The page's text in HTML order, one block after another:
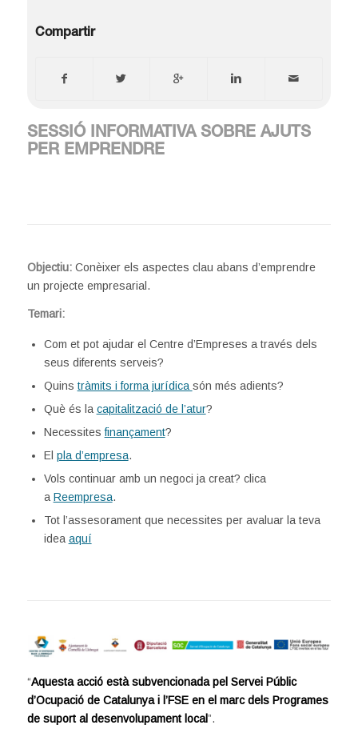
Compartir
SESSIÓ INFORMATIVA SOBRE AJUTS
PER EMPRENDRE
Objectiu: Conèixer els aspectes clau abans d’emprendre
un projecte empresarial.
Temari:
Com et pot ajudar el Centre d’Empreses a través dels
seus diferents serveis?
Quins tràmits i forma jurídicasón més adients?
Què és la capitalització de l’atur?
Necessitesfinançament?
El pla d’empresa.
Vols continuar amb un negoci ja creat? clica
a Reempresa.
Tot l’assesorament que necessites per avaluar la teva
idea aquí
“Aquesta acció està subvencionada pel Servei Públic
d’Ocupació de Catalunya i l’FSE en el marc dels Programes
de suport al desenvolupament local”.